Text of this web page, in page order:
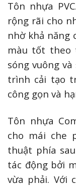
Tôn nhựa
rộng rãi cho
nhờ khả năng
màu tốt theo
sóng vuông
trình cải tạo
công gọn và
Tôn nhựa
cho mái che
thuật phía
tác động bởi
vừa phải. Với